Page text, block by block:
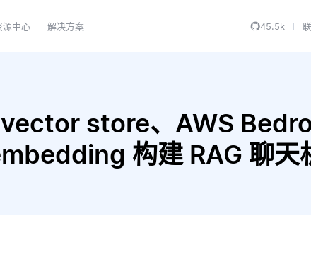
源中心 解决方案 45.5k
store、AWS
构建 RAG 聊天